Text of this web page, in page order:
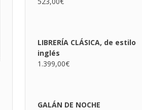
LIBRERÍA CLÁSICA, de estilo
inglés
1.399,00€
GALÁN DE NOCHE